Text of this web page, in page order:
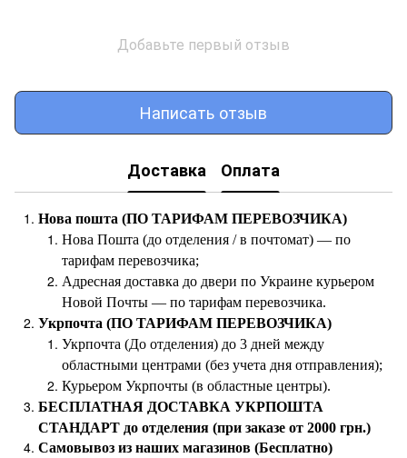
Добавьте первый отзыв
Написать отзыв
Доставка Оплата
Нова пошта (ПО ТАРИФАМ ПЕРЕВОЗЧИКА)
Нова Пошта (до отделения / в почтомат) — по
тарифам перевозчика;
Адресная доставка до двери по Украине курьером
Новой Почты — по тарифам перевозчика.
Укрпочта (ПО ТАРИФАМ ПЕРЕВОЗЧИКА)
Укрпочта (До отделения) до 3 дней между
областными центрами (без учета дня отправления);
Курьером Укрпочты (в областные центры).
БЕСПЛАТНАЯ ДОСТАВКА УКРПОШТА
СТАНДАРТ до отделения (при заказе от 2000 грн.)
Самовывоз из наших магазинов (Бесплатно)